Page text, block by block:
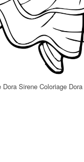
Dora Sirene Coloriage